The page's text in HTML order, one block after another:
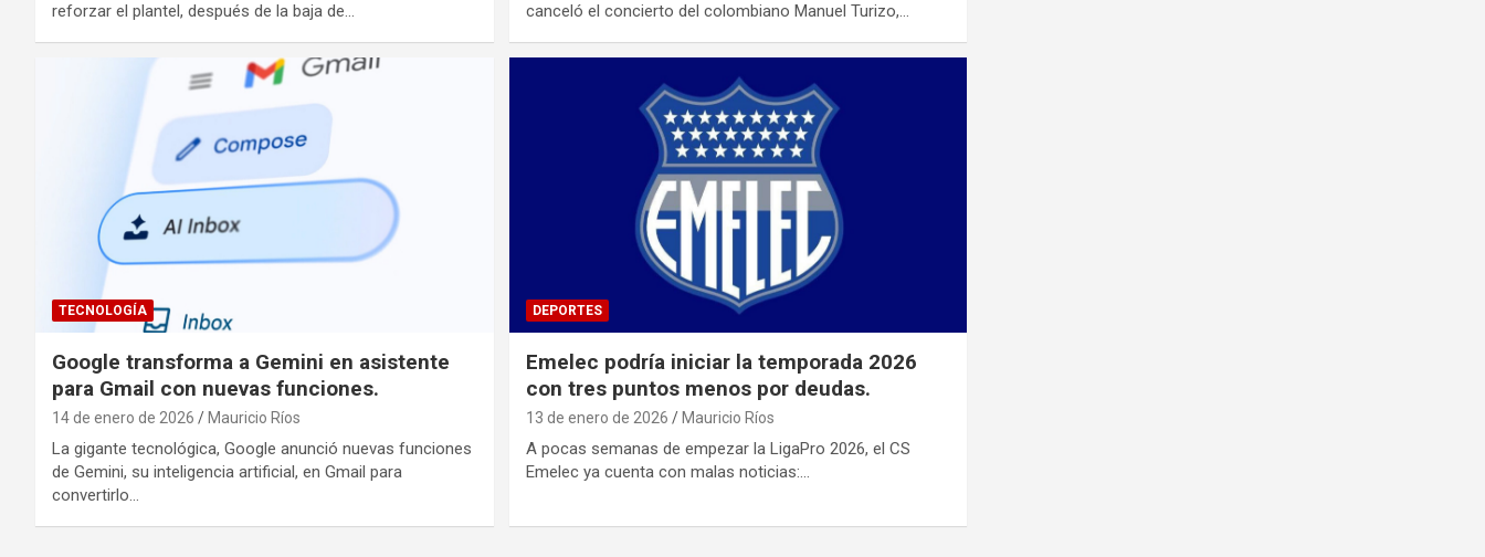
reforzar el plantel, después de la baja de…
canceló el concierto del colombiano Manuel Turizo,…
TECNOLOGÍA
Google transforma a Gemini en asistente
para Gmail con nuevas funciones.
14 de enero de 2026 Mauricio Ríos
La gigante tecnológica, Google anunció nuevas funciones
de Gemini, su inteligencia artificial, en Gmail para
convertirlo…
DEPORTES
Emelec podría iniciar la temporada 2026
con tres puntos menos por deudas.
13 de enero de 2026 Mauricio Ríos
A pocas semanas de empezar la LigaPro 2026, el CS
Emelec ya cuenta con malas noticias:…